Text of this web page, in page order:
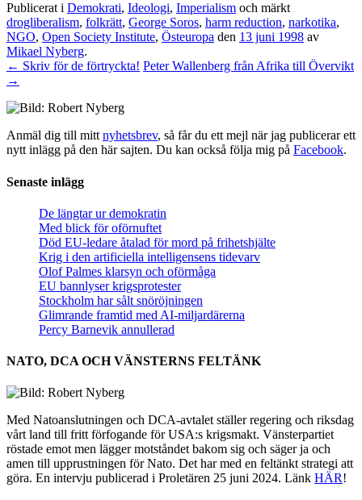
Publicerat i Demokrati, Ideologi, Imperialism och märkt
drogliberalism, folkrätt, George Soros, harm reduction, narkotika,
NGO, Open Society Institute, Östeuropa den 13 juni 1998 av
Mikael Nyberg.
← Skriv för de förtryckta! Peter Wallenberg från Afrika till Övervikt
→
Anmäl dig till mitt nyhetsbrev, så får du ett mejl när jag publicerar ett
nytt inlägg på den här sajten. Du kan också följa mig på Facebook.
Senaste inlägg
De längtar ur demokratin
Med blick för oförnuftet
Död EU-ledare åtalad för mord på frihetshjälte
Krig i den artificiella intelligensens tidevarv
Olof Palmes klarsyn och oförmåga
EU bannlyser krigsprotester
Stockholm har sålt snöröjningen
Glimrande framtid med AI-miljardärerna
Percy Barnevik annullerad
NATO, DCA OCH VÄNSTERNS FELTÄNK
Med Natoanslutningen och DCA-avtalet ställer regering och riksdag
vårt land till fritt förfogande för USA:s krigsmakt. Vänsterpartiet
röstade emot men lägger motståndet bakom sig och säger ja och
amen till upprustningen för Nato. Det har med en feltänkt strategi att
göra. En intervju publicerad i Proletären 25 juni 2024. Länk HÄR!